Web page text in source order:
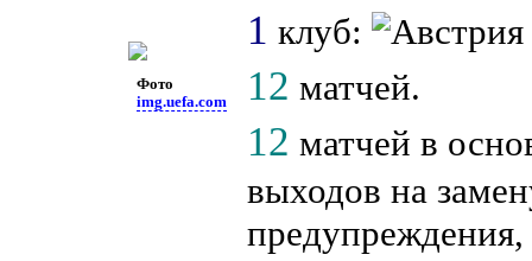
Фото
img.uefa.com
1 клуб:
12 матчей.
12 матчей в
выходов на
предупреждения,